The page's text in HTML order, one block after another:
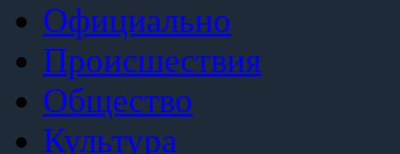
Официально
Происшествия
Общество
Культура